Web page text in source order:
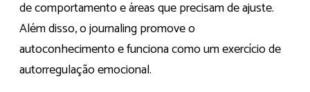
de comportamento e áreas que precisam de ajuste.
Além disso, o journaling promove o
autoconhecimento e funciona como um exercício de
autorregulação emocional.